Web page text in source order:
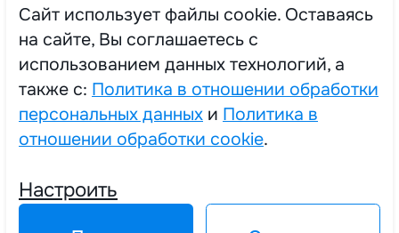
Оформление технической документации
Вывод в нежилой фонд
О компании
Трудоустройство
Политика в отношении обработки персональных данных
Cайт использует файлы cookie. Оставаясь
на сайте, Вы соглашаетесь с
использованием данных технологий, а
также с: Политика в отношении обработки
персональных данных и Политика в
отношении обработки cookie.
Настроить